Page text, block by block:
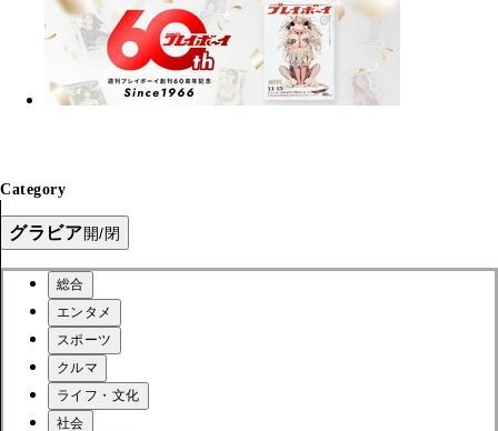
Category
グラビア開/閉
総合
エンタメ
スポーツ
クルマ
ライフ・文化
社会